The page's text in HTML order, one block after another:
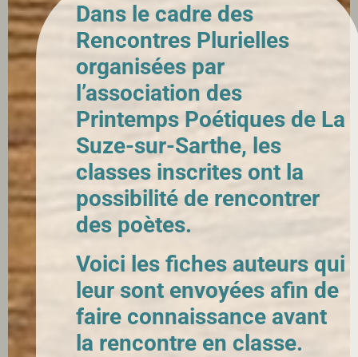
Dans le cadre des
Rencontres Plurielles
organisées par
l’association des
Printemps Poétiques de La
Suze-sur-Sarthe, les
classes inscrites ont la
possibilité de rencontrer
des poètes.
Voici les fiches auteurs qui
leur sont envoyées afin de
faire connaissance avant
la rencontre en classe.